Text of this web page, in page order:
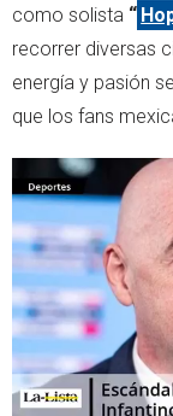
como solista “
recorrer diversas
energía y pasión
que los fans